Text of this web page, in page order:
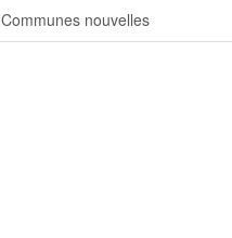
Communes nouvelles